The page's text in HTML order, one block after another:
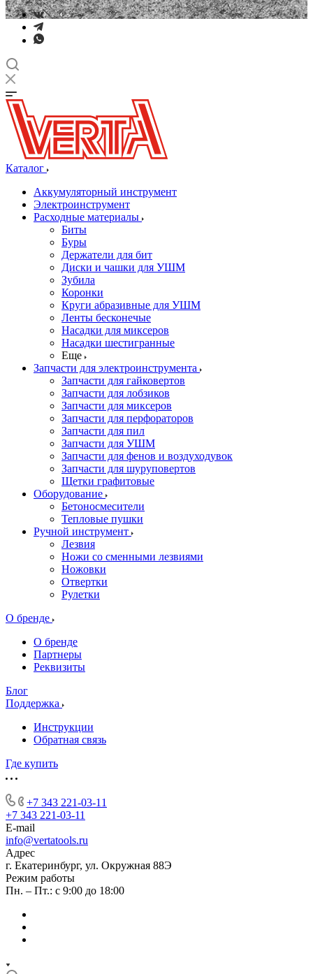
Каталог
Аккумуляторный инструмент
Электроинструмент
Расходные материалы
Биты
Буры
Держатели для бит
Диски и чашки для УШМ
Зубила
Коронки
Круги абразивные для УШМ
Ленты бесконечые
Насадки для миксеров
Насадки шестигранные
Еще
Запчасти для электроинструмента
Запчасти для гайковертов
Запчасти для лобзиков
Запчасти для миксеров
Запчасти для перфораторов
Запчасти для пил
Запчасти для УШМ
Запчасти для фенов и воздуходувок
Запчасти для шуруповертов
Щетки графитовые
Оборудование
Бетоносмесители
Тепловые пушки
Ручной инструмент
Лезвия
Ножи со сменными лезвиями
Ножовки
Отвертки
Рулетки
О бренде
О бренде
Партнеры
Реквизиты
Блог
Поддержка
Инструкции
Обратная связь
Где купить
+7 343 221-03-11
+7 343 221-03-11
E-mail
info@vertatools.ru
Адрес
г. Екатеринбург, ул. Окружная 88Э
Режим работы
Пн. – Пт.: с 9:00 до 18:00